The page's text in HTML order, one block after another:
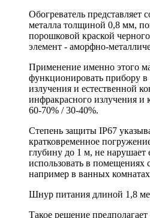
Обогреватель представляет
металла толщиной 0,8 мм,
порошковой краской
элемент - аморфно-
Применение именно этого
функционировать прибору
излучения и естественной
инфракрасного излучения и
60-70% / 30-40%.
Степень защиты IP67
кратковременное
глубину до 1 м, не нарушает
использовать в
например в ванных
Шнур питания длиной 1,8
Такое решение